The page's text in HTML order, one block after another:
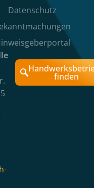
Datenschutz
finden